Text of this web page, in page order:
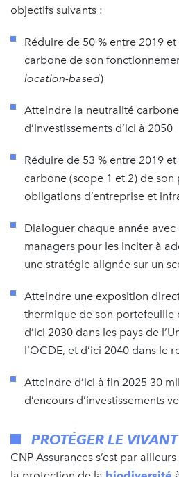
objectifs suivants :
Réduire de 50 % entre 2019
carbone de son
location-based)
Atteindre la neutralité
d’investissements d’ici à 2050
Réduire de 53 % entre 2019
carbone (scope 1 et 2) de
obligations d’entreprise et
Dialoguer chaque année avec
managers pour les inciter à
une stratégie alignée sur un
Atteindre une exposition
thermique de son portefeuille
d’ici 2030 dans les pays de
l’OCDE, et d’ici 2040 dans le
Atteindre d’ici à fin 2025 30
d’encours d’investissements
PROTÉGER LE VIVANT
CNP Assurances s’est par